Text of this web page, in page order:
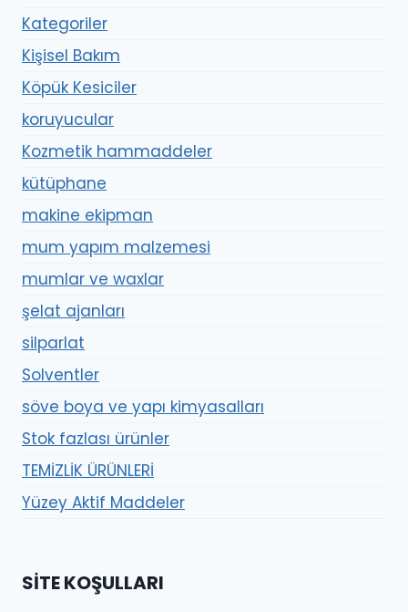
Kategoriler
Kişisel Bakım
Köpük Kesiciler
koruyucular
Kozmetik hammaddeler
kütüphane
makine ekipman
mum yapım malzemesi
mumlar ve waxlar
şelat ajanları
silparlat
Solventler
söve boya ve yapı kimyasalları
Stok fazlası ürünler
TEMİZLİK ÜRÜNLERİ
Yüzey Aktif Maddeler
SITE KOŞULLARI